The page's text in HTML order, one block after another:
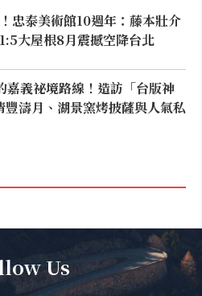
忠泰美術館10週年：藤本壯介
大屋根8月震撼空降台北
嘉義祕境路線！造訪「台版神
豐濤月、湖景窯烤披薩與人氣私
Us